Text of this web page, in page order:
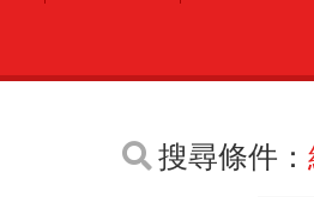
搜尋條件：